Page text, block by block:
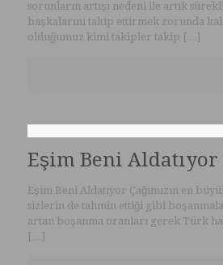
sorunların artışı nedeni ile artık
başkalarını takip ettirmek zorunda
olduğumuz kimi takipler takip […]
Eşim Beni Aldatıyor
Eşim Beni Aldatıyor Çağımızın en
sizlerin de tahmin ettiği gibi
artan boşanma oranları gerek Türk
[…]